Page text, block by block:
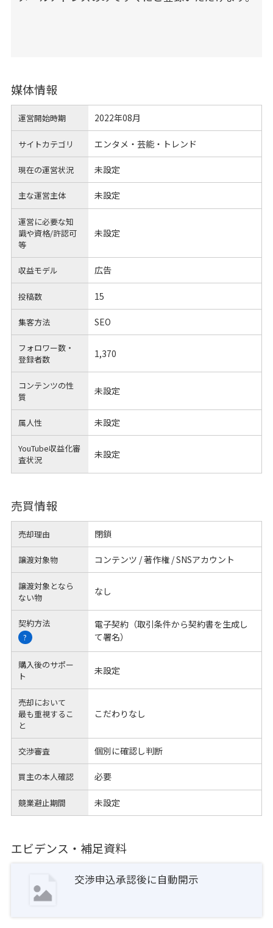
媒体情報
運営開始時期 2022年08月
サイトカテゴリ エンタメ・芸能・トレンド
現在の運営状況 未設定
主な運営主体 未設定
運営に必要な知
識や資格/許認可
等
未設定
収益モデル 広告
投稿数 15
集客方法 SEO
フォロワー数・
登録者数
1,370
コンテンツの性
質
未設定
属人性 未設定
YouTube収益化審
査状況
未設定
売買情報
売却理由 閉鎖
譲渡対象物 コンテンツ / 著作権 / SNSアカウント
譲渡対象となら
ない物
なし
契約方法
?
電子契約（取引条件から契約書を生成し
て署名）
購入後のサポー
ト
未設定
売却において
最も重視するこ
と
こだわりなし
交渉審査 個別に確認し判断
買主の本人確認 必要
競業避止期間 未設定
エビデンス・補足資料
交渉申込承認後に自動開示